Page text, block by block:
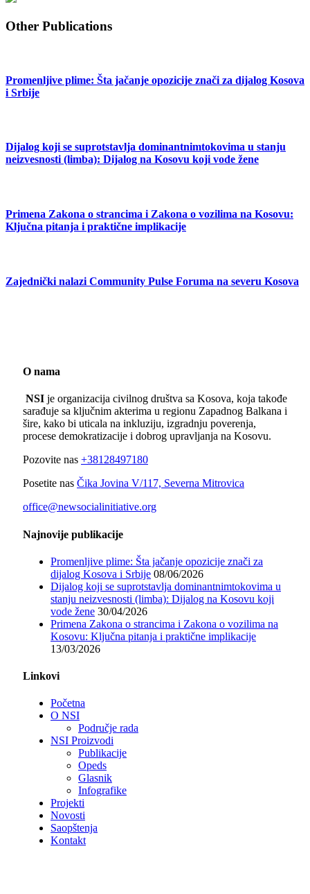
Other Publications
Promenljive plime: Šta jačanje opozicije znači za dijalog Kosova
i Srbije
Dijalog koji se suprotstavlja dominantnimtokovima u stanju
neizvesnosti (limba): Dijalog na Kosovu koji vode žene
Primena Zakona o strancima i Zakona o vozilima na Kosovu:
Ključna pitanja i praktične implikacije
Zajednički nalazi Community Pulse Foruma na severu Kosova
O nama
NSI je organizacija civilnog društva sa Kosova, koja takođe
sarađuje sa ključnim akterima u regionu Zapadnog Balkana i
šire, kako bi uticala na inkluziju, izgradnju poverenja,
procese demokratizacije i dobrog upravljanja na Kosovu.
Pozovite nas +38128497180
Posetite nas Čika Jovina V/117, Severna Mitrovica
office@newsocialinitiative.org
Najnovije publikacije
Promenljive plime: Šta jačanje opozicije znači za
dijalog Kosova i Srbije 08/06/2026
Dijalog koji se suprotstavlja dominantnimtokovima u
stanju neizvesnosti (limba): Dijalog na Kosovu koji
vode žene 30/04/2026
Primena Zakona o strancima i Zakona o vozilima na
Kosovu: Ključna pitanja i praktične implikacije
13/03/2026
Linkovi
Početna
O NSI
Područje rada
NSI Proizvodi
Publikacije
Opeds
Glasnik
Infografike
Projekti
Novosti
Saopštenja
Kontakt